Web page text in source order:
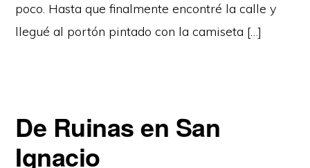
poco. Hasta que finalmente encontré la calle y
llegué al portón pintado con la camiseta […]
De Ruinas en San
Ignacio